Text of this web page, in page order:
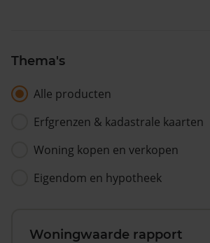
Thema's
Alle producten
Erfgrenzen & kadastrale kaarten
Woning kopen en verkopen
Eigendom en hypotheek
Woningwaarde rapport